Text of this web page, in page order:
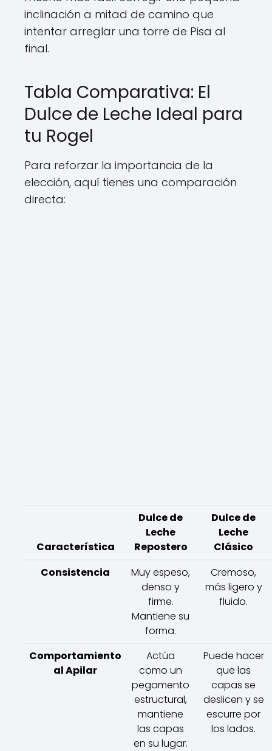
inclinación a mitad de camino que
intentar arreglar una torre de Pisa al
final.
Tabla Comparativa: El
Dulce de Leche Ideal para
tu Rogel
Para reforzar la importancia de la
elección, aquí tienes una comparación
directa:
Característica
Dulce de
Leche
Repostero
Dulce de
Leche
Clásico
Consistencia
Muy espeso,
denso y
firme.
Mantiene su
forma.
Cremoso,
más ligero y
fluido.
Comportamiento
al Apilar
Actúa
como un
pegamento
estructural,
mantiene
las capas
en su lugar.
Puede hacer
que las
capas se
deslicen y se
escurre por
los lados.